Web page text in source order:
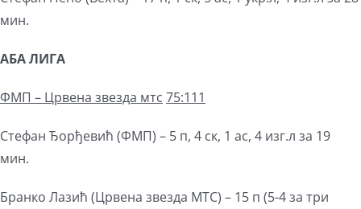
мин.
АБА ЛИГА
ФМП – Црвена звезда мтс 75:111
Стефан Ђорђевић (ФМП) – 5 п, 4 ск, 1 ас, 4 изг.л за 19
мин.
Бранко Лазић (Црвена звезда МТС) – 15 п (5-4 за три